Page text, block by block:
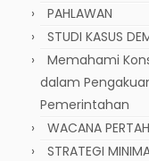
PAHLAWAN
STUDI KASUS
Memahami
dalam
Pemerintahan
WACANA
STRATEGI